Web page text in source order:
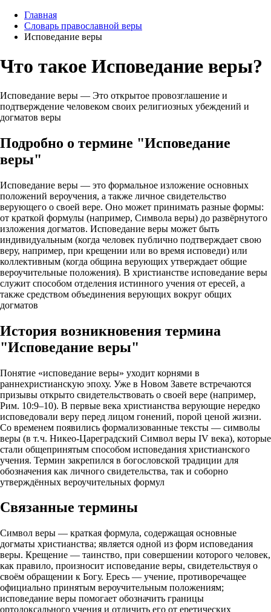
Главная
Словарь православной веры
Исповедание веры
Что такое Исповедание веры?
Исповедание веры — Это открытое провозглашение и
подтверждение человеком своих религиозных убеждений и
догматов веры
Подробно о термине "Исповедание
веры"
Исповедание веры — это формальное изложение основных
положений вероучения, а также личное свидетельство
верующего о своей вере. Оно может принимать разные формы:
от краткой формулы (например, Символа веры) до развёрнутого
изложения догматов. Исповедание веры может быть
индивидуальным (когда человек публично подтверждает свою
веру, например, при крещении или во время исповеди) или
коллективным (когда община верующих утверждает общие
вероучительные положения). В христианстве исповедание веры
служит способом отделения истинного учения от ересей, а
также средством объединения верующих вокруг общих
догматов
История возникновения термина
"Исповедание веры"
Понятие «исповедание веры» уходит корнями в
раннехристианскую эпоху. Уже в Новом Завете встречаются
призывы открыто свидетельствовать о своей вере (например,
Рим. 10:9–10). В первые века христианства верующие нередко
исповедовали веру перед лицом гонений, порой ценой жизни.
Со временем появились формализованные тексты — символы
веры (в т. ч. Никео‑Цареградский Символ веры IV века), которые
стали общепринятым способом исповедания христианского
учения. Термин закрепился в богословской традиции для
обозначения как личного свидетельства, так и соборно
утверждённых вероучительных формул
Связанные термины
Символ веры — краткая формула, содержащая основные
догматы христианства; является одной из форм исповедания
веры. Крещение — таинство, при совершении которого человек,
как правило, произносит исповедание веры, свидетельствуя о
своём обращении к Богу. Ересь — учение, противоречащее
официально принятым вероучительным положениям;
исповедание веры помогает обозначить границы
ортодоксального учения и отличить его от еретических